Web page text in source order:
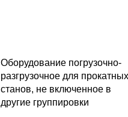
Оборудование погрузочно-
разгрузочное для прокатных
станов, не включенное в
другие группировки